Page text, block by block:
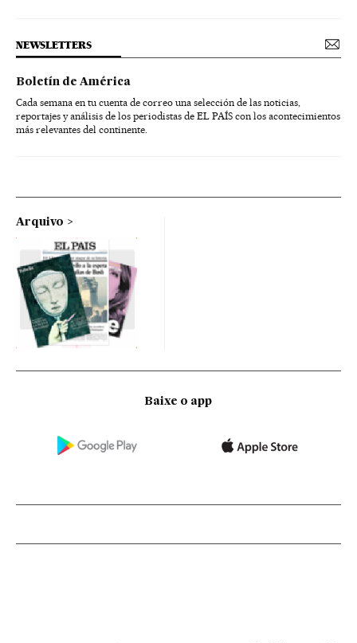
NEWSLETTERS
Boletín de América
Cada semana en tu cuenta de correo una selección de las noticias,
reportajes y análisis de los periodistas de EL PAÍS con los acontecimientos
más relevantes del continente.
Arquivo
Baixe o app